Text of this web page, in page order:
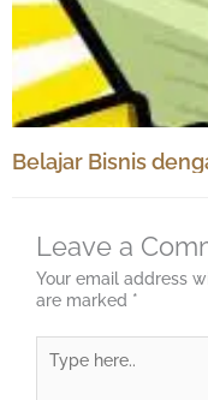
Belajar Bisnis
Leave a
Your email address
are marked *
here..